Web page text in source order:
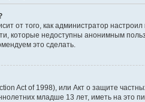
от того, как администратор
которые недоступны анонимным
это сделать.
Act of 1998), или Акт о защите
младше 13 лет, иметь на это